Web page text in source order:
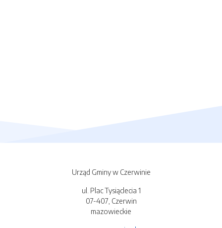
Urząd Gminy w Czerwinie
ul. Plac Tysiąclecia 1
07-407, Czerwin
mazowieckie